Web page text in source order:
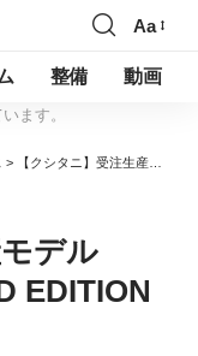
Aa
整備 動画
ます。
> 【クシタニ】受注生産モデル「KUSHITANI LIMITED EDITION 2026」発売
デル
EDITION